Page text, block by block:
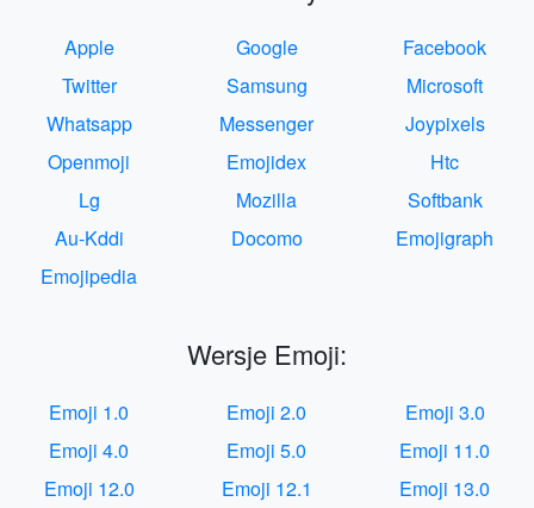
Apple Google
Facebook
Twitter
Samsung
Microsoft
Whatsapp
Messenger
Joypixels
Openmoji
Emojidex
Htc
Lg
Mozilla
Softbank
Au-Kddi
Docomo
Emojigraph
Emojipedia
Wersje Emoji:
Emoji 1.0 Emoji 2.0
Emoji 3.0
Emoji 4.0
Emoji 5.0
Emoji 11.0
Emoji 12.0
Emoji 12.1 Emoji 13.0